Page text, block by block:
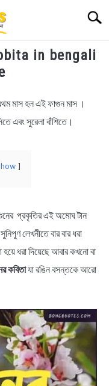
in bengali
মাস হল এই ফাগুন মাস ।
এবং সুরেলা বাঁশিতে।
প্রকৃতির এই অমোঘ টান
লেখনীতে বার বার ধরা
ধরা দিয়েছে আবার কখনো বা
কবিতাযা রঙিন বসন্তকে আরো